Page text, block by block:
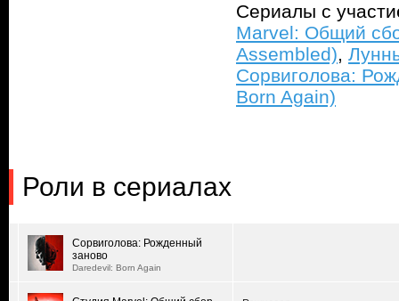
Сериалы с
Marvel: Общий
Assembled),
Сорвиголова:
Born Again)
Роли в сериалах
Сорвиголова: Рожденный
заново
Daredevil: Born Again